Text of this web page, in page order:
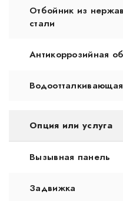
Отбойник из
стали
Антикоррозийная
Опция или услуга
Вызывная панель
Задвижка